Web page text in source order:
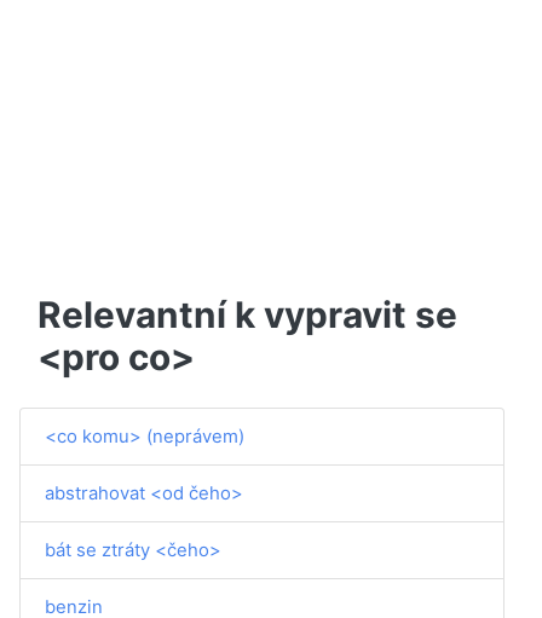
Relevantní k vypravit se
<pro co>
<co komu> (neprávem)
abstrahovat <od čeho>
bát se ztráty <čeho>
benzin